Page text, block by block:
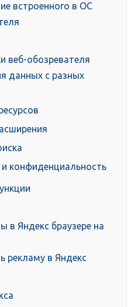
встроенного в ОС
веб-обозревателя
данных с разных
и конфиденциальность
в Яндекс браузере на
рекламу в Яндекс